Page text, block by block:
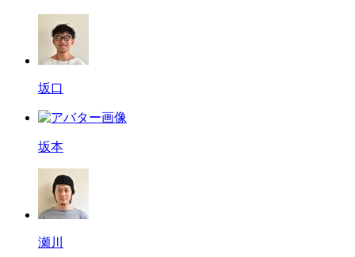
坂口
坂本
瀬川